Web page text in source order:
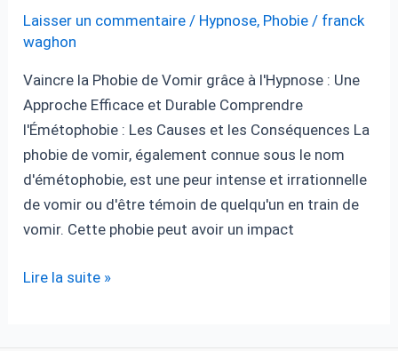
Laisser un commentaire / Hypnose, Phobie / franck
waghon
Vaincre la Phobie de Vomir grâce à l'Hypnose : Une
Approche Efficace et Durable Comprendre
l'Émétophobie : Les Causes et les Conséquences La
phobie de vomir, également connue sous le nom
d'émétophobie, est une peur intense et irrationnelle
de vomir ou d'être témoin de quelqu'un en train de
vomir. Cette phobie peut avoir un impact
Vaincre
Lire la suite »